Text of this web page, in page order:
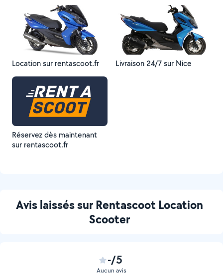
Location sur rentascoot.fr Livraison 24/7 sur Nice
Réservez dès maintenant
sur rentascoot.fr
Avis laissés sur Rentascoot Location
Scooter
-/5
Aucun avis